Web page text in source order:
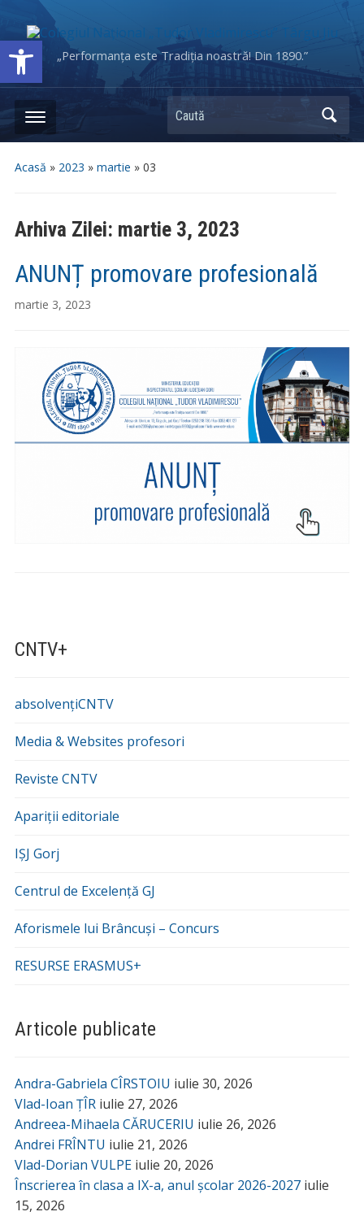
Deschide bara de unelte„Performanța este Tradiția noastră! Din 1890.”
Caută
Acasă » 2023 » martie » 03
Arhiva Zilei: martie 3, 2023
CNTV+
absolvențiCNTV
Media & Websites profesori
Reviste CNTV
Apariții editoriale
IȘJ Gorj
Centrul de Excelență GJ
Aforismele lui Brâncuși – Concurs
RESURSE ERASMUS+
Articole publicate
Andra-Gabriela CÎRSTOIU iulie 30, 2026
Vlad-Ioan ȚÎR iulie 27, 2026
Andreea-Mihaela CĂRUCERIU iulie 26, 2026
Andrei FRÎNTU iulie 21, 2026
Vlad-Dorian VULPE iulie 20, 2026
Înscrierea în clasa a IX-a, anul școlar 2026-2027 iulie
15, 2026
ANUNȚ promovare profesională
martie 3, 2023